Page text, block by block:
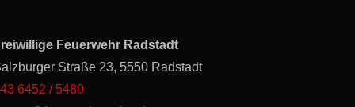
Feuerwehr Radstadt
Straße 23, 5550 Radstadt
6452 / 5480